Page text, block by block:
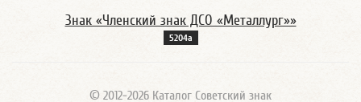
Знак «Членский знак ДСО «Металлург»»
5204а
© 2012-2026 Каталог Советский знак